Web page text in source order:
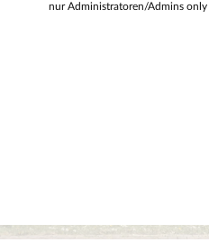
nur Administratoren/Admins only